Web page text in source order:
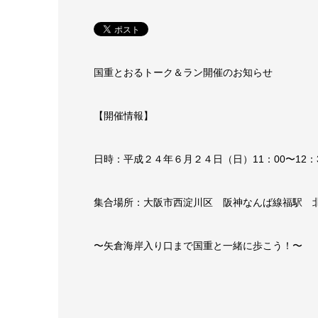
国重とおるトーク＆ラン開催のお知らせ
【開催情報】
日時：平成２４年６月２４日（日）11：00〜12
集合場所：大阪市西淀川区 阪神なんば線福駅
〜矢倉海岸入り口まで国重と一緒に歩こう！〜